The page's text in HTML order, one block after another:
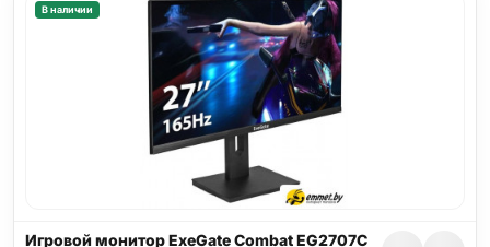
В наличии
Игровой монитор ExeGate Combat EG2707C